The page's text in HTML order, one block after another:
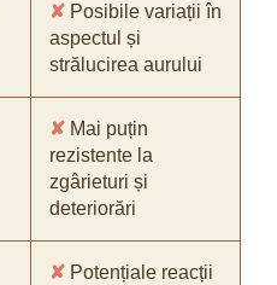
✘ Posibile variații în
aspectul și
strălucirea aurului
✘ Mai puțin
rezistente la
zgârieturi și
deteriorări
✘ Potențiale reacții